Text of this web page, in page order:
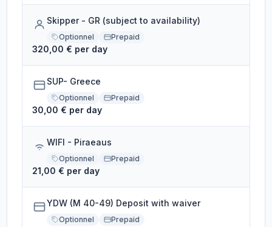
Skipper - GR (subject to availability)
Optionnel Prepaid
320,00 € per day
SUP- Greece
Optionnel Prepaid
30,00 € per day
WIFI - Piraeaus
Optionnel Prepaid
21,00 € per day
YDW (M 40-49) Deposit with waiver
Optionnel Prepaid